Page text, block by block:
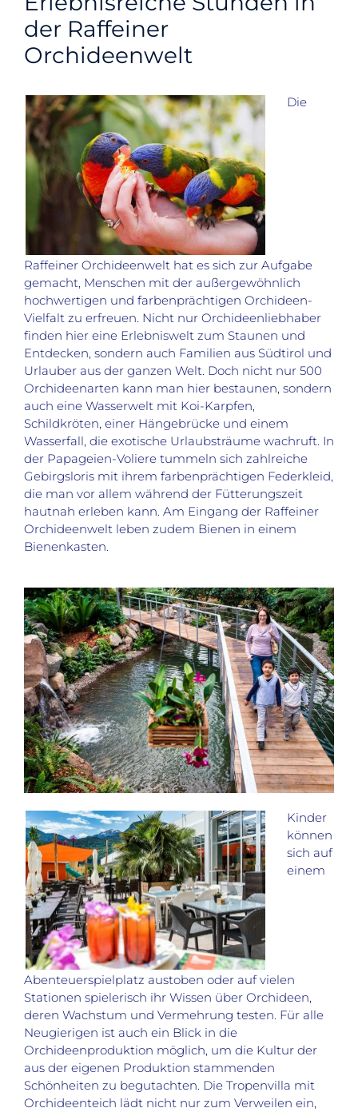
der Raffeiner
Orchideenwelt
Die
Raffeiner Orchideenwelt hat es sich zur Aufgabe
gemacht, Menschen mit der außergewöhnlich
hochwertigen und farbenprächtigen Orchideen-
Vielfalt zu erfreuen. Nicht nur Orchideenliebhaber
finden hier eine Erlebniswelt zum Staunen und
Entdecken, sondern auch Familien aus Südtirol und
Urlauber aus der ganzen Welt. Doch nicht nur 500
Orchideenarten kann man hier bestaunen, sondern
auch eine Wasserwelt mit Koi-Karpfen,
Schildkröten, einer Hängebrücke und einem
Wasserfall, die exotische Urlaubsträume wachruft. In
der Papageien-Voliere tummeln sich zahlreiche
Gebirgsloris mit ihrem farbenprächtigen Federkleid,
die man vor allem während der Fütterungszeit
hautnah erleben kann. Am Eingang der Raffeiner
Orchideenwelt leben zudem Bienen in einem
Bienenkasten.
Kinder
können
sich auf
einem
Abenteuerspielplatz austoben oder auf vielen
Stationen spielerisch ihr Wissen über Orchideen,
deren Wachstum und Vermehrung testen. Für alle
Neugierigen ist auch ein Blick in die
Orchideenproduktion möglich, um die Kultur der
aus der eigenen Produktion stammenden
Schönheiten zu begutachten. Die Tropenvilla mit
Orchideenteich lädt nicht nur zum Verweilen ein,